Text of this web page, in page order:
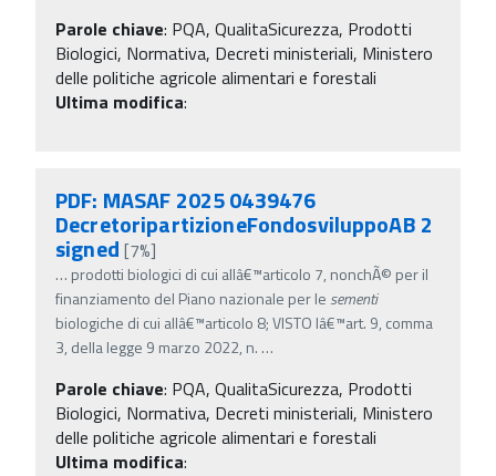
Parole chiave: PQA, QualitaSicurezza, Prodotti
Biologici, Normativa, Decreti ministeriali, Ministero
delle politiche agricole alimentari e forestali
Ultima modifica:
PDF: MASAF 2025 0439476
DecretoripartizioneFondosviluppoAB 2
signed [7%]
… prodotti biologici di cui allâ€™articolo 7, nonchÃ© per il
finanziamento del Piano nazionale per le sementi
biologiche di cui allâ€™articolo 8; VISTO lâ€™art. 9, comma
3, della legge 9 marzo 2022, n. …
Parole chiave: PQA, QualitaSicurezza, Prodotti
Biologici, Normativa, Decreti ministeriali, Ministero
delle politiche agricole alimentari e forestali
Ultima modifica: